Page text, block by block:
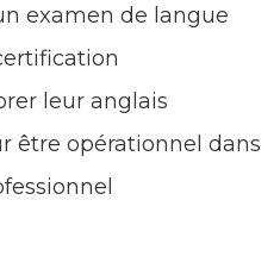
examen de langue
leur anglais
être opérationnel dans